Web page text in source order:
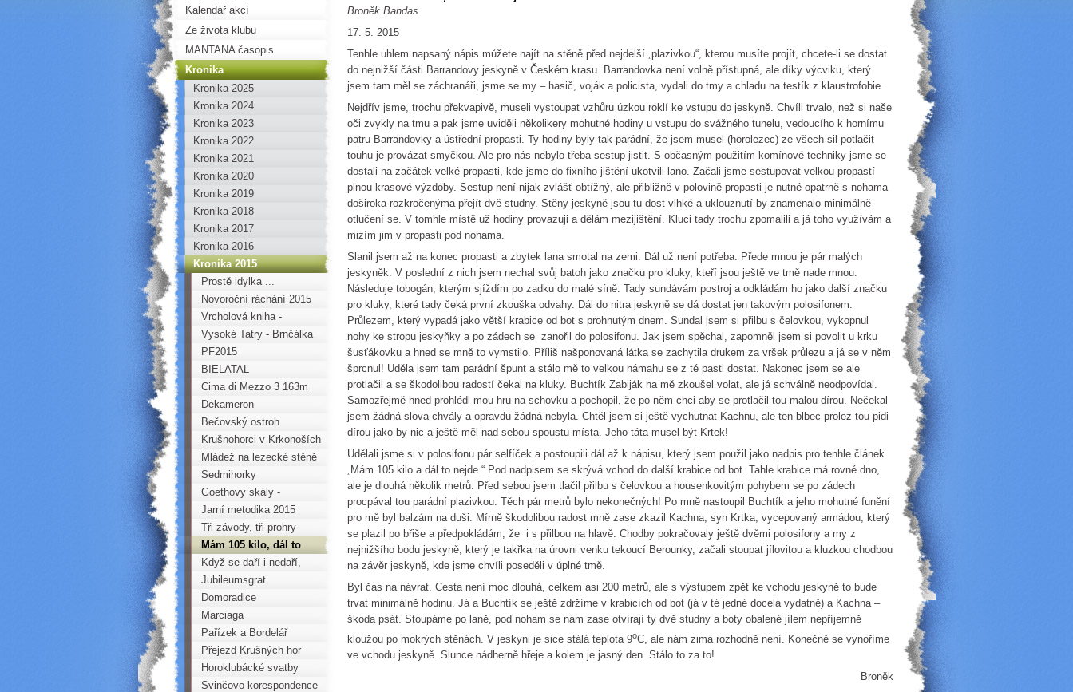
Broněk Bandas
17. 5. 2015
Tenhle uhlem napsaný nápis můžete najít na stěně před nejdelší „plazivkou“, kterou musíte projít, chcete-li se dostat
do nejnižší části Barrandovy jeskyně v Českém krasu. Barrandovka není volně přístupná, ale díky výcviku, který
jsem tam měl se záchranáři, jsme se my – hasič, voják a policista, vydali do tmy a chladu na testík z klaustrofobie.
Nejdřív jsme, trochu překvapivě, museli vystoupat vzhůru úzkou roklí ke vstupu do jeskyně. Chvíli trvalo, než si naše
oči zvykly na tmu a pak jsme uviděli několikery mohutné hodiny u vstupu do svážného tunelu, vedoucího k hornímu
patru Barrandovky a ústřední propasti. Ty hodiny byly tak parádní, že jsem musel (horolezec) ze všech sil potlačit
touhu je provázat smyčkou. Ale pro nás nebylo třeba sestup jistit. S občasným použitím komínové techniky jsme se
dostali na začátek velké propasti, kde jsme do fixního jištění ukotvili lano. Začali jsme sestupovat velkou propastí
plnou krasové výzdoby. Sestup není nijak zvlášť obtížný, ale přibližně v polovině propasti je nutné opatrně s nohama
doširoka rozkročenýma přejít dvě studny. Stěny jeskyně jsou tu dost vlhké a uklouznutí by znamenalo minimálně
otlučení se. V tomhle místě už hodiny provazuji a dělám mezijištění. Kluci tady trochu zpomalili a já toho využívám a
mizím jim v propasti pod nohama.
Slanil jsem až na konec propasti a zbytek lana smotal na zemi. Dál už není potřeba. Přede mnou je pár malých
jeskyněk. V poslední z nich jsem nechal svůj batoh jako značku pro kluky, kteří jsou ještě ve tmě nade mnou.
Následuje tobogán, kterým sjíždím po zadku do malé síně. Tady sundávám postroj a odkládám ho jako další značku
pro kluky, které tady čeká první zkouška odvahy. Dál do nitra jeskyně se dá dostat jen takovým polosifonem.
Průlezem, který vypadá jako větší krabice od bot s prohnutým dnem. Sundal jsem si přilbu s čelovkou, vykopnul
nohy ke stropu jeskyňky a po zádech se zanořil do polosifonu. Jak jsem spěchal, zapomněl jsem si povolit u krku
šusťákovku a hned se mně to vymstilo. Příliš našponovaná látka se zachytila drukem za vršek průlezu a já se v něm
šprcnul! Uděla jsem tam parádní špunt a stálo mě to velkou námahu se z té pasti dostat. Nakonec jsem se ale
protlačil a se škodolibou radostí čekal na kluky. Buchtík Zabiják na mě zkoušel volat, ale já schválně neodpovídal.
Samozřejmě hned prohlédl mou hru na schovku a pochopil, že po něm chci aby se protlačil tou malou dírou. Nečekal
jsem žádná slova chvály a opravdu žádná nebyla. Chtěl jsem si ještě vychutnat Kachnu, ale ten blbec prolez tou pidi
dírou jako by nic a ještě měl nad sebou spoustu místa. Jeho táta musel být Krtek!
Udělali jsme si v polosifonu pár selfíček a postoupili dál až k nápisu, který jsem použil jako nadpis pro tenhle článek.
„Mám 105 kilo a dál to nejde.“ Pod nadpisem se skrývá vchod do další krabice od bot. Tahle krabice má rovné dno,
ale je dlouhá několik metrů. Před sebou jsem tlačil přilbu s čelovkou a housenkovitým pohybem se po zádech
procpával tou parádní plazivkou. Těch pár metrů bylo nekonečných! Po mně nastoupil Buchtík a jeho mohutné funění
pro mě byl balzám na duši. Mírně škodolibou radost mně zase zkazil Kachna, syn Krtka, vycepovaný armádou, který
se plazil po břiše a předpokládám, že i s přilbou na hlavě. Chodby pokračovaly ještě dvěmi polosifony a my z
nejnižšího bodu jeskyně, který je takřka na úrovni venku tekoucí Berounky, začali stoupat jílovitou a kluzkou chodbou
na závěr jeskyně, kde jsme chvíli poseděli v úplné tmě.
Byl čas na návrat. Cesta není moc dlouhá, celkem asi 200 metrů, ale s výstupem zpět ke vchodu jeskyně to bude
trvat minimálně hodinu. Já a Buchtík se ještě zdržíme v krabicích od bot (já v té jedné docela vydatně) a Kachna –
škoda psát. Stoupáme po laně, pod noham se nám zase otvírají ty dvě studny a boty obalené jílem nepříjemně
kloužou po mokrých stěnách. V jeskyni je sice stálá teplota 9oC, ale nám zima rozhodně není. Konečně se vynoříme
ve vchodu jeskyně. Slunce nádherně hřeje a kolem je jasný den. Stálo to za to!
Broněk
Kalendář akcí
Ze života klubu
MANTANA časopis
Kronika
Kronika 2025
Kronika 2024
Kronika 2023
Kronika 2022
Kronika 2021
Kronika 2020
Kronika 2019
Kronika 2018
Kronika 2017
Kronika 2016
Kronika 2015
Prostě idylka ...
Novoroční ráchání 2015
Vrcholová kniha -
Zámecká jehla
Vysoké Tatry - Brnčálka
PF2015
BIELATAL
Cima di Mezzo 3 163m
Dekameron
Bečovský ostroh
Krušnohorci v Krkonoších
Mládež na lezecké stěně
Horoklubu na gymnáziu v
Kadani
Sedmihorky
Goethovy skály -
Komplet 2015
Jarní metodika 2015
Tři závody, tři prohry
Mám 105 kilo, dál to
nejde....
Když se daří i nedaří,
aneb turistka v Julských
Alpách
Jubileumsgrat
Domoradice
Marciaga
Pařízek a Bordelář
Přejezd Krušných hor
(PKH) na běžkách
Horoklubácké svatby
Svinčovo korespondence